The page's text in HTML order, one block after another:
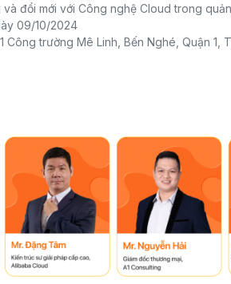
đổi mới với Công nghệ Cloud trong
09/10/2024
Công trường Mê Linh, Bến Nghé, Quận 1,